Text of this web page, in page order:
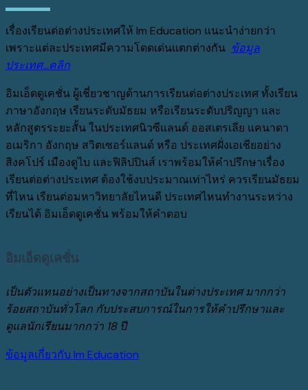
เรื่องเรียนต่อต่างประเทศให้ Im Education แนะนำง่ายกว่า
เพราะแต่ละประเทศมีความโดดเด่นแตกต่างกัน ข้อมูล
ประเทศ…คลิก
อิมเอ็ดดูเคชั่น ผู้เชี่ยวชาญด้านการเรียนต่อต่างประเทศทั้งเรียน
ภาษาอังกฤษ เรียนระดับมัธยม หรือเรียนระดับปริญญา และ
หลักสูตรระยะสั้นในประเทศนิวซีแลนด์ ออสเตรเลีย แคนาดา
อเมริกา อังกฤษ สวิตเซอร์แลนด์ หรือ ประเทศฝั่งเอเชียอย่าง
สิงคโปร์ เมืองดูไบ และฟิลิปปินส์ เราพร้อมให้คำปรึกษาเรื่อง
เรียนต่อต่างประเทศ ต้องใช้งบประมาณเท่าไหร่ ควรเรียนมัธยม
ที่ไหน เรียนต่อมหาวิทยาลัยไหนดี ประเทศไหนทำงานระหว่าง
เรียนได้ อิมเอ็ดดูเคชั่น พร้อมให้คำตอบ
It beats at 4 HZ. Water resistant to 30 m, it has the
following functions: hours, minutes, seconds, and date. And
because its a Patek Philippe movement thats been largely
assembled by hand, the seconds hand has a smooth
sweep rather than the plodding,
movement. Patek Philippe Replica Watch Caliber 324 S C
อิมเอ็ดดูเคชั่น
เป็นตัวแทนอย่างเป็นทางจากสถาบันในต่างประเทศ มากกว่า
ร้อยสถาบันทั่วโลก กับประสบการณ์ในการให้คำปรึกษาและ
ดูแลนักเรียนมากกว่า 18 ปี
ข้อมูลเกี่ยวกับ Im Education